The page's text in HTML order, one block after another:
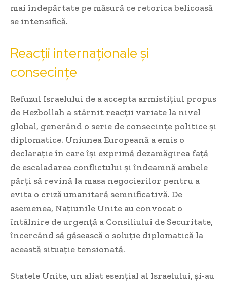
mai îndepărtate pe măsură ce retorica belicoasă
se intensifică.
Reacții internaționale și
consecințe
Refuzul Israelului de a accepta armistițiul propus
de Hezbollah a stârnit reacții variate la nivel
global, generând o serie de consecințe politice și
diplomatice. Uniunea Europeană a emis o
declarație în care își exprimă dezamăgirea față
de escaladarea conflictului și îndeamnă ambele
părți să revină la masa negocierilor pentru a
evita o criză umanitară semnificativă. De
asemenea, Națiunile Unite au convocat o
întâlnire de urgență a Consiliului de Securitate,
încercând să găsească o soluție diplomatică la
această situație tensionată.
Statele Unite, un aliat esențial al Israelului, și-au